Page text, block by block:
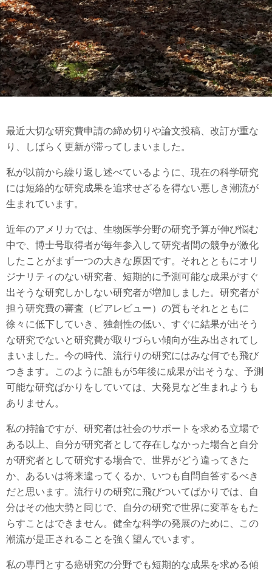
最近大切な研究費申請の締め切りや論文投稿、改訂が重な
り、しばらく更新が滞ってしまいました。
私が以前から繰り返し述べているように、現在の科学研究
には短絡的な研究成果を追求せざるを得ない悪しき潮流が
生まれています。
近年のアメリカでは、生物医学分野の研究予算が伸び悩む
中で、博士号取得者が毎年参入して研究者間の競争が激化
したことがまず一つの大きな原因です。それとともにオリ
ジナリティのない研究者、短期的に予測可能な成果がすぐ
出そうな研究しかしない研究者が増加しました。研究者が
担う研究費の審査（ピアレビュー）の質もそれとともに
徐々に低下していき、独創性の低い、すぐに結果が出そう
な研究でないと研究費が取りづらい傾向が生み出されてし
まいました。今の時代、流行りの研究にはみな何でも飛び
つきます。このように誰もが5年後に成果が出そうな、予測
可能な研究ばかりをしていては、大発見など生まれようも
ありません。
私の持論ですが、研究者は社会のサポートを求める立場で
ある以上、自分が研究者として存在しなかった場合と自分
が研究者として研究する場合で、世界がどう違ってきた
か、あるいは将来違ってくるか、いつも自問自答するべき
だと思います。流行りの研究に飛びついてばかりでは、自
分はその他大勢と同じで、自分の研究で世界に変革をもた
らすことはできません。健全な科学の発展のために、この
潮流が是正されることを強く望んでいます。
私の専門とする癌研究の分野でも短期的な成果を求める傾